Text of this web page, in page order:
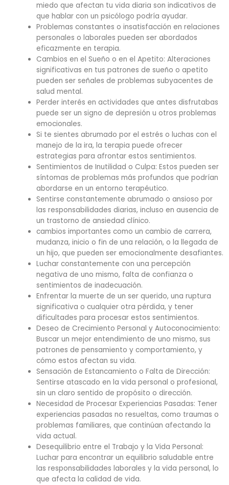
miedo que afectan tu vida diaria son indicativos de
que hablar con un psicólogo podría ayudar.
Problemas constantes o insatisfacción en relaciones
personales o laborales pueden ser abordados
eficazmente en terapia.
Cambios en el Sueño o en el Apetito: Alteraciones
significativas en tus patrones de sueño o apetito
pueden ser señales de problemas subyacentes de
salud mental.
Perder interés en actividades que antes disfrutabas
puede ser un signo de depresión u otros problemas
emocionales.
Si te sientes abrumado por el estrés o luchas con el
manejo de la ira, la terapia puede ofrecer
estrategias para afrontar estos sentimientos.
Sentimientos de Inutilidad o Culpa: Estos pueden ser
síntomas de problemas más profundos que podrían
abordarse en un entorno terapéutico.
Sentirse constantemente abrumado o ansioso por
las responsabilidades diarias, incluso en ausencia de
un trastorno de ansiedad clínico.
cambios importantes como un cambio de carrera,
mudanza, inicio o fin de una relación, o la llegada de
un hijo, que pueden ser emocionalmente desafiantes.
Luchar constantemente con una percepción
negativa de uno mismo, falta de confianza o
sentimientos de inadecuación.
Enfrentar la muerte de un ser querido, una ruptura
significativa o cualquier otra pérdida, y tener
dificultades para procesar estos sentimientos.
Deseo de Crecimiento Personal y Autoconocimiento:
Buscar un mejor entendimiento de uno mismo, sus
patrones de pensamiento y comportamiento, y
cómo estos afectan su vida.
Sensación de Estancamiento o Falta de Dirección:
Sentirse atascado en la vida personal o profesional,
sin un claro sentido de propósito o dirección.
Necesidad de Procesar Experiencias Pasadas: Tener
experiencias pasadas no resueltas, como traumas o
problemas familiares, que continúan afectando la
vida actual.
Desequilibrio entre el Trabajo y la Vida Personal:
Luchar para encontrar un equilibrio saludable entre
las responsabilidades laborales y la vida personal, lo
que afecta la calidad de vida.